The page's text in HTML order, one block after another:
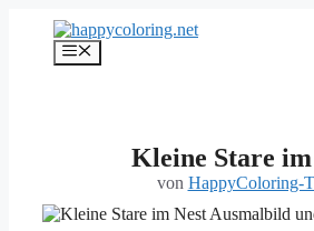
springen
Menü
Kleine Stare im
von HappyColoring-